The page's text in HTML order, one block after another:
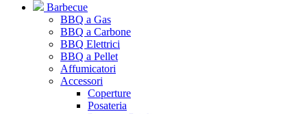
Barbecue
BBQ a Gas
BBQ a Carbone
BBQ Elettrici
BBQ a Pellet
Affumicatori
Accessori
Coperture
Posateria